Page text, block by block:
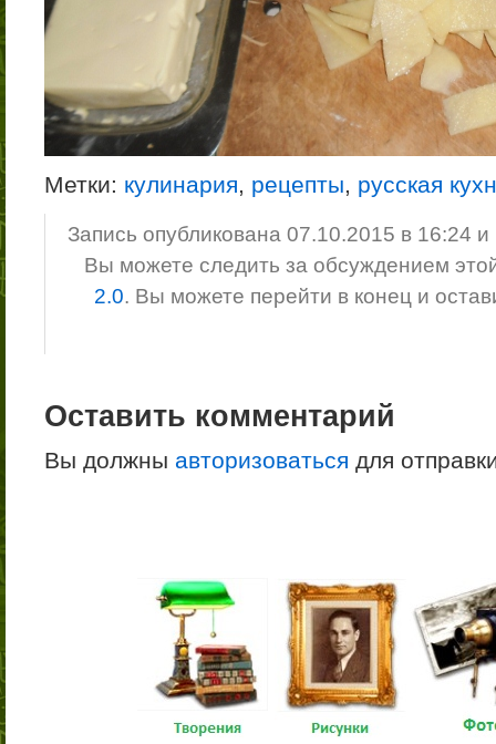
Метки: кулинария, рецепты, русская
Запись опубликована 07.10.2015 в 16:24
Вы можете следить за обсуждением
2.0. Вы можете перейти в конец и
Оставить комментарий
Вы должны авторизоваться для